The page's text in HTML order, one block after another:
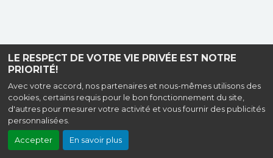
LE RESPECT DE VOTRE VIE PRIVÉE EST NOTRE
PRIORITÉ!
Avec votre accord, nos partenaires et nous-mêmes utilisons des
cookies, certains requis pour le bon fonctionnement du site,
d'autres pour mesurer votre activité et vous fournir des publicités
personnalisées.
Accepter En savoir plus